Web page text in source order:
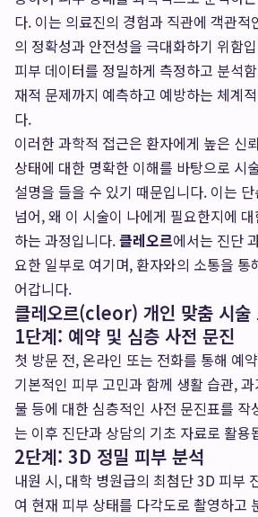
다. 이는 의료진의 경험과 직관에 객관적
의 정확성과 안전성을 극대화하기 위함
피부 데이터를 정밀하게 측정하고 분석
재적 문제까지 예측하고 예방하는 체계
다.
이러한 과학적 접근은 환자에게 높은 신
상태에 대한 명확한 이해를 바탕으로 시
설명을 들을 수 있기 때문입니다. 이는
넘어, 왜 이 시술이 나에게 필요한지에
하는 과정입니다.클레오르에서는 진단
요한 일부로 여기며, 환자와의 소통을 통
어갑니다.
클레오르(cleor) 개인 맞춤 시술
1단계: 예약 및 심층 사전 문진
첫 방문 전, 온라인 또는 전화를 통해 예
기본적인 피부 고민과 함께 생활 습관,
물 등에 대한 심층적인 사전 문진표를 작
는 이후 진단과 상담의 기초 자료로 활용
2단계: 3D 정밀 피부 분석
내원 시, 대학 병원급의 최첨단 3D 피부
여 현재 피부 상태를 다각도로 촬영하고